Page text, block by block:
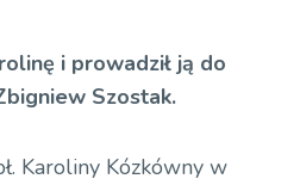
i prowadził ją do
Szostak.
Karoliny Kózkówny w